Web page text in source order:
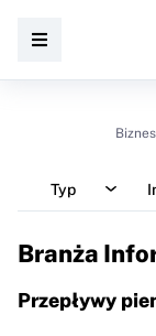
Typ
Branża
Przepływy